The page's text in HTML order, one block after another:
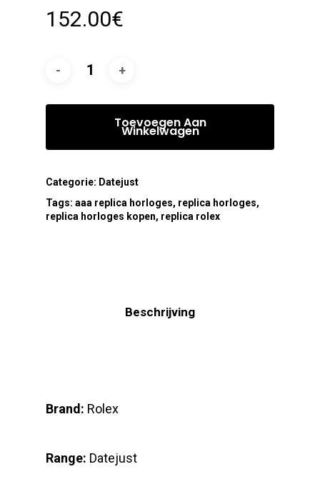
152.00€
Toevoegen Aan
Winkelwagen
Categorie: Datejust
Tags: aaa replica horloges, replica horloges,
replica horloges kopen, replica rolex
Beschrijving
Brand: Rolex
Range: Datejust